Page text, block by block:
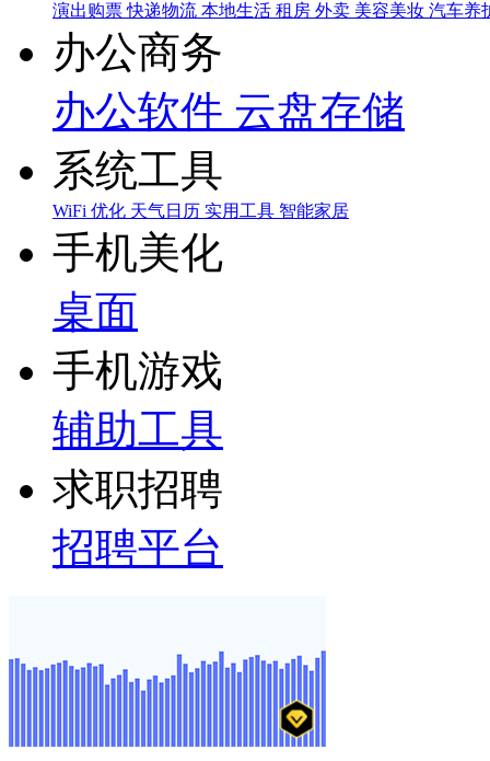
演出购票 快递物流 本地生活 租房 外卖 美容美妆 汽车养
办公商务
办公软件 云盘存储
系统工具
WiFi 优化 天气日历 实用工具 智能家居
手机美化
桌面
手机游戏
辅助工具
求职招聘
招聘平台